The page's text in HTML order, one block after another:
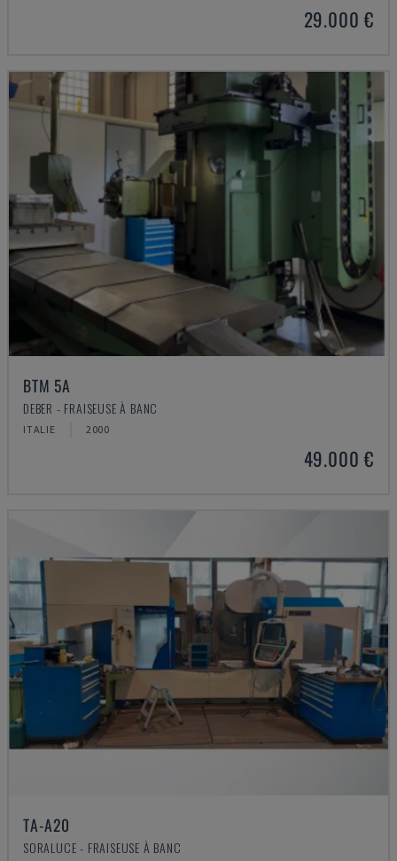
29.000 €
BTM 5A
DEBER - FRAISEUSE À BANC
ITALIE 2000
49.000 €
TA-A20
SORALUCE - FRAISEUSE À BANC